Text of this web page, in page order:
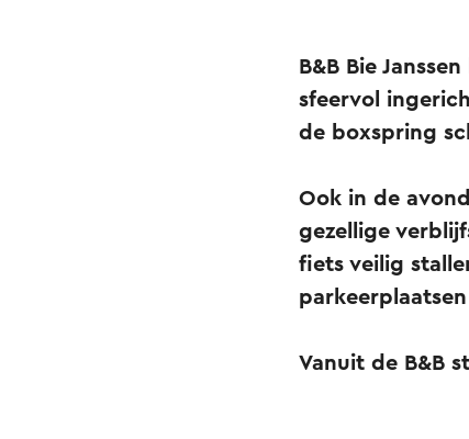
B&B Bie
sfeervol
de boxspring
Ook in de
gezellige
fiets veilig
Vanuit de B&B